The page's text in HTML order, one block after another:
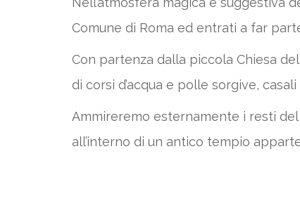
Comune di Roma ed entrati a far
Con partenza dalla piccola Chiesa
di corsi d’acqua e polle sorgive,
Ammireremo esternamente i resti
all’interno di un antico tempio